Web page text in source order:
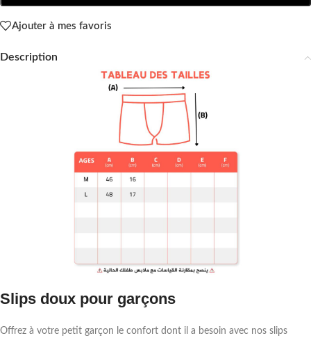
Ajouter à mes favoris
Description
Slips doux pour garçons
Offrez à votre petit garçon le confort dont il a besoin avec nos slips